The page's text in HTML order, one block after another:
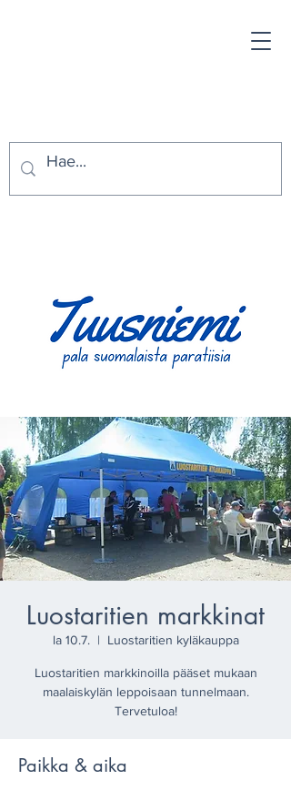
Luostaritien markkinat
la 10.7.
  |
Luostaritien kyläkauppa
Luostaritien markkinoilla pääset mukaan
maalaiskylän leppoisaan tunnelmaan.
Tervetuloa!
Paikka & aika